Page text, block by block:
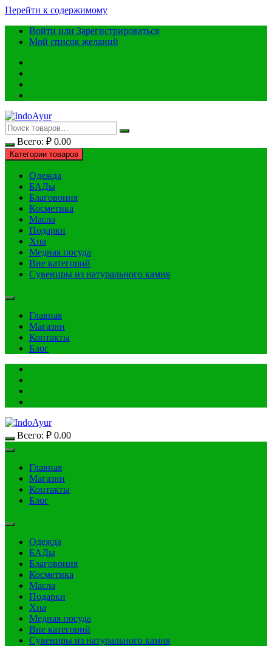
Перейти к содержимому
Войти или Зарегистрироваться
Мой список желаний
Всего: ₽ 0.00
Категории товаров
Одежда
БАДы
Благовония
Косметика
Масла
Подарки
Хна
Медная посуда
Вне категорий
Сувениры из натурального камня
Главная
Магазин
Контакты
Блог
Всего: ₽ 0.00
Главная
Магазин
Контакты
Блог
Одежда
БАДы
Благовония
Косметика
Масла
Подарки
Хна
Медная посуда
Вне категорий
Сувениры из натурального камня